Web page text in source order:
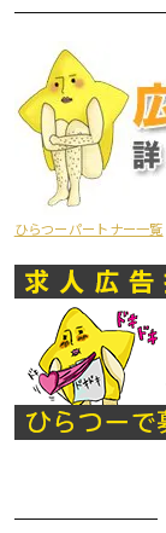
ひらつーパートナー一覧